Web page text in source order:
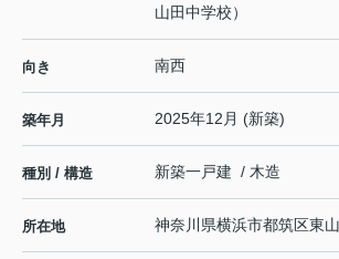
山田中学校）
向き 南西
築年月 2025年12月 (新築)
種別 / 構造 新築一戸建 / 木造
所在地 神奈川県横浜市都筑区東